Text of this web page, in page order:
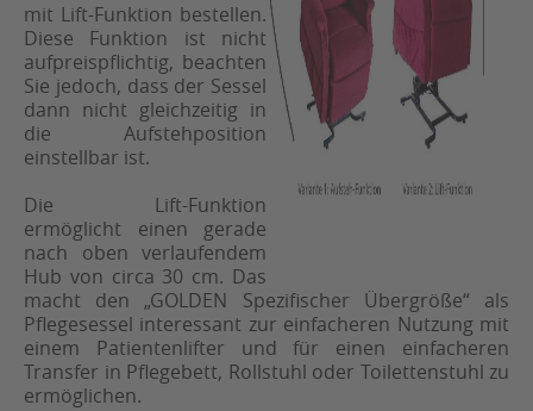
mit Lift-Funktion bestellen.
Diese Funktion ist nicht
aufpreispflichtig, beachten
Sie jedoch, dass der Sessel
dann nicht gleichzeitig in
die Aufstehposition
einstellbar ist.
Die Lift-Funktion
ermöglicht einen gerade
nach oben verlaufendem
Hub von circa 30 cm. Das
macht den „GOLDEN Spezifischer Übergröße“ als
Pflegesessel interessant zur einfacheren Nutzung mit
einem Patientenlifter und für einen einfacheren
Transfer in Pflegebett, Rollstuhl oder Toilettenstuhl zu
ermöglichen.